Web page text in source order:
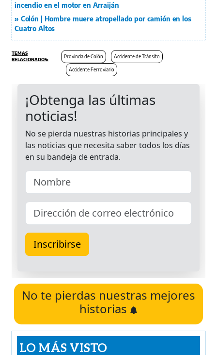
incendio en el motor en Arraiján
Colón | Hombre muere atropellado por camión en los
Cuatro Altos
Provincia de Colón Accidente de Tránsito
Accidente Ferroviario
No te pierdas nuestras mejores
historias
LO MÁS VISTO